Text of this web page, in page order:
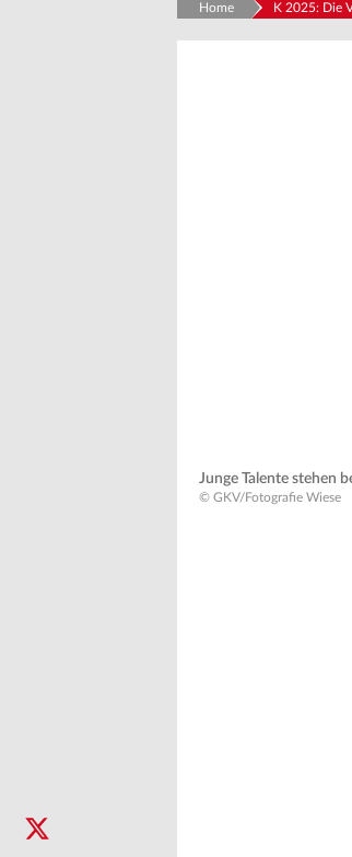
Home K 2025: Die
Junge Talente stehen
© GKV/Fotografie Wiese